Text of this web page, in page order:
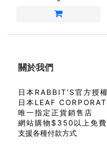
關於我們
日本RABBIT'S官方授
日本LEAF
唯一指定正貨銷售店
網站購物$350以上免
支援各種付款方式